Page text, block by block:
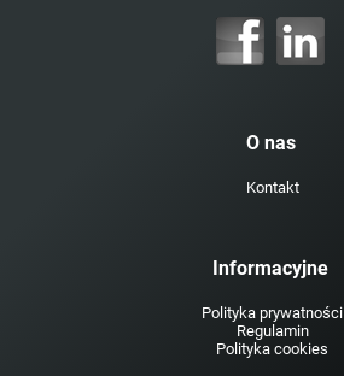
O nas
Kontakt
Informacyjne
Polityka prywatności
Regulamin
Polityka cookies